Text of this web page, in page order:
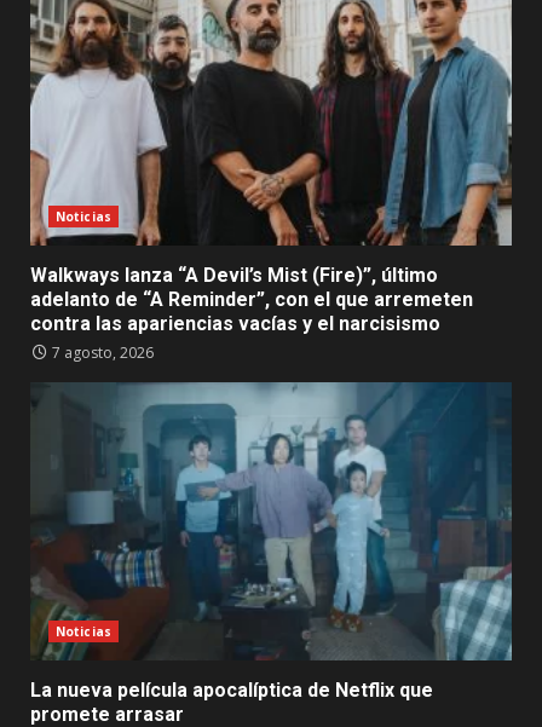
Noticias
Walkways lanza “A Devil’s Mist (Fire)”, último
adelanto de “A Reminder”, con el que arremeten
contra las apariencias vacías y el narcisismo
7 agosto, 2026
Noticias
La nueva película apocalíptica de Netflix que
promete arrasar